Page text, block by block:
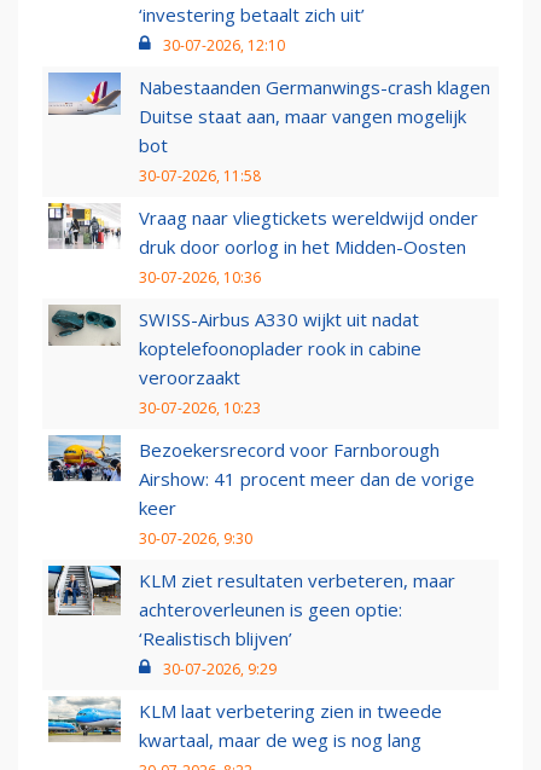
‘investering betaalt zich uit’
30-07-2026, 12:10
Nabestaanden Germanwings-crash klagen
Duitse staat aan, maar vangen mogelijk
bot
30-07-2026, 11:58
Vraag naar vliegtickets wereldwijd onder
druk door oorlog in het Midden-Oosten
30-07-2026, 10:36
SWISS-Airbus A330 wijkt uit nadat
koptelefoonoplader rook in cabine
veroorzaakt
30-07-2026, 10:23
Bezoekersrecord voor Farnborough
Airshow: 41 procent meer dan de vorige
keer
30-07-2026, 9:30
KLM ziet resultaten verbeteren, maar
achteroverleunen is geen optie:
‘Realistisch blijven’
30-07-2026, 9:29
KLM laat verbetering zien in tweede
kwartaal, maar de weg is nog lang